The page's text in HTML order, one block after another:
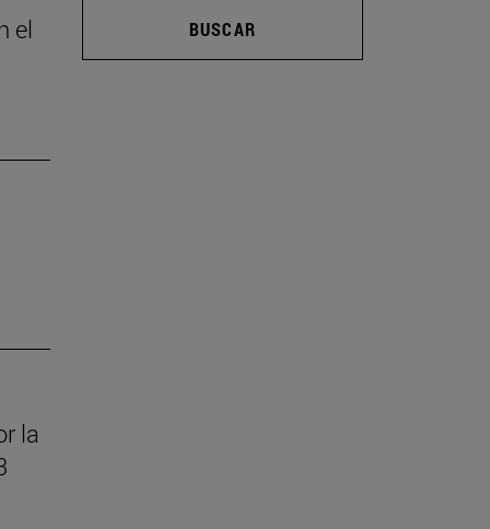
el
la
BUSCAR